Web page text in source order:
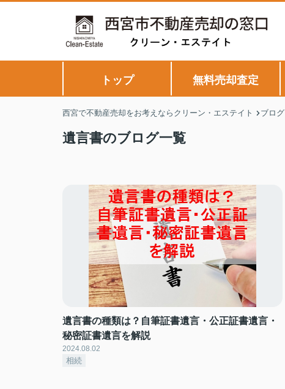
トップ 無料売却査定
西宮で不動産売却をお考えならクリーン・エステイト ブログ
遺言書のブログ一覧
遺言書の種類は？自筆証書遺言・公正証書遺言・
秘密証書遺言を解説
2024.08.02
相続